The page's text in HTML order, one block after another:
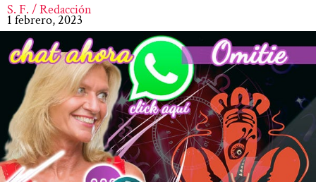
S. F. / Redacción
1 febrero, 2023